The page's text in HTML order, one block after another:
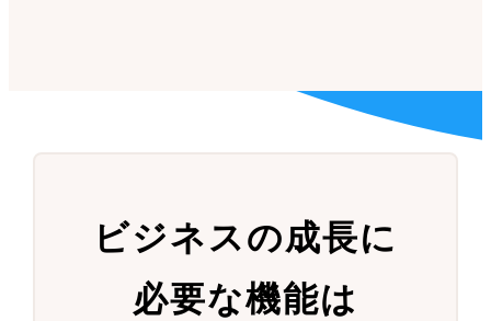
ビジネスの成長に
必要な機能は